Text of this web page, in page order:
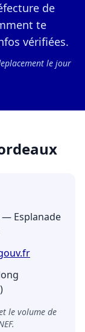
de
te
vérifiées.
le jour
Esplanade
le volume de